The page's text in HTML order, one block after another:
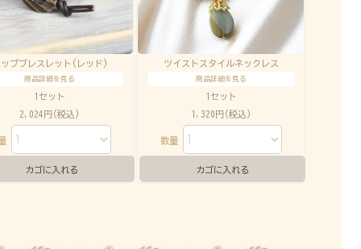
プブレスレット(レッド)
商品詳細を見る
1セット
2,024円(税込)
ツイストスタイルネックレス
商品詳細を見る
1セット
1,320円(税込)
数量